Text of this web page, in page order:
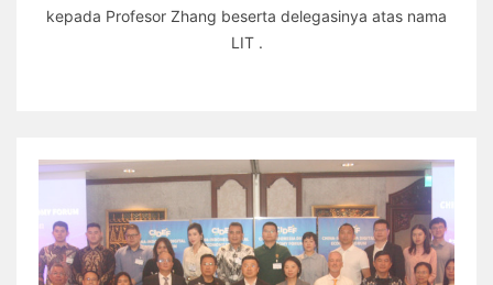
kepada Profesor Zhang beserta delegasinya atas nama
LIT .